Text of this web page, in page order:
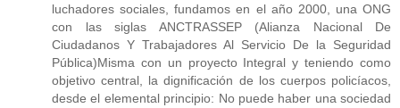
luchadores sociales, fundamos en el año 2000, una ONG
con las siglas ANCTRASSEP (Alianza Nacional De
Ciudadanos Y Trabajadores Al Servicio De la Seguridad
Pública)Misma con un proyecto Integral y teniendo como
objetivo central, la dignificación de los cuerpos policíacos,
desde el elemental principio: No puede haber una sociedad